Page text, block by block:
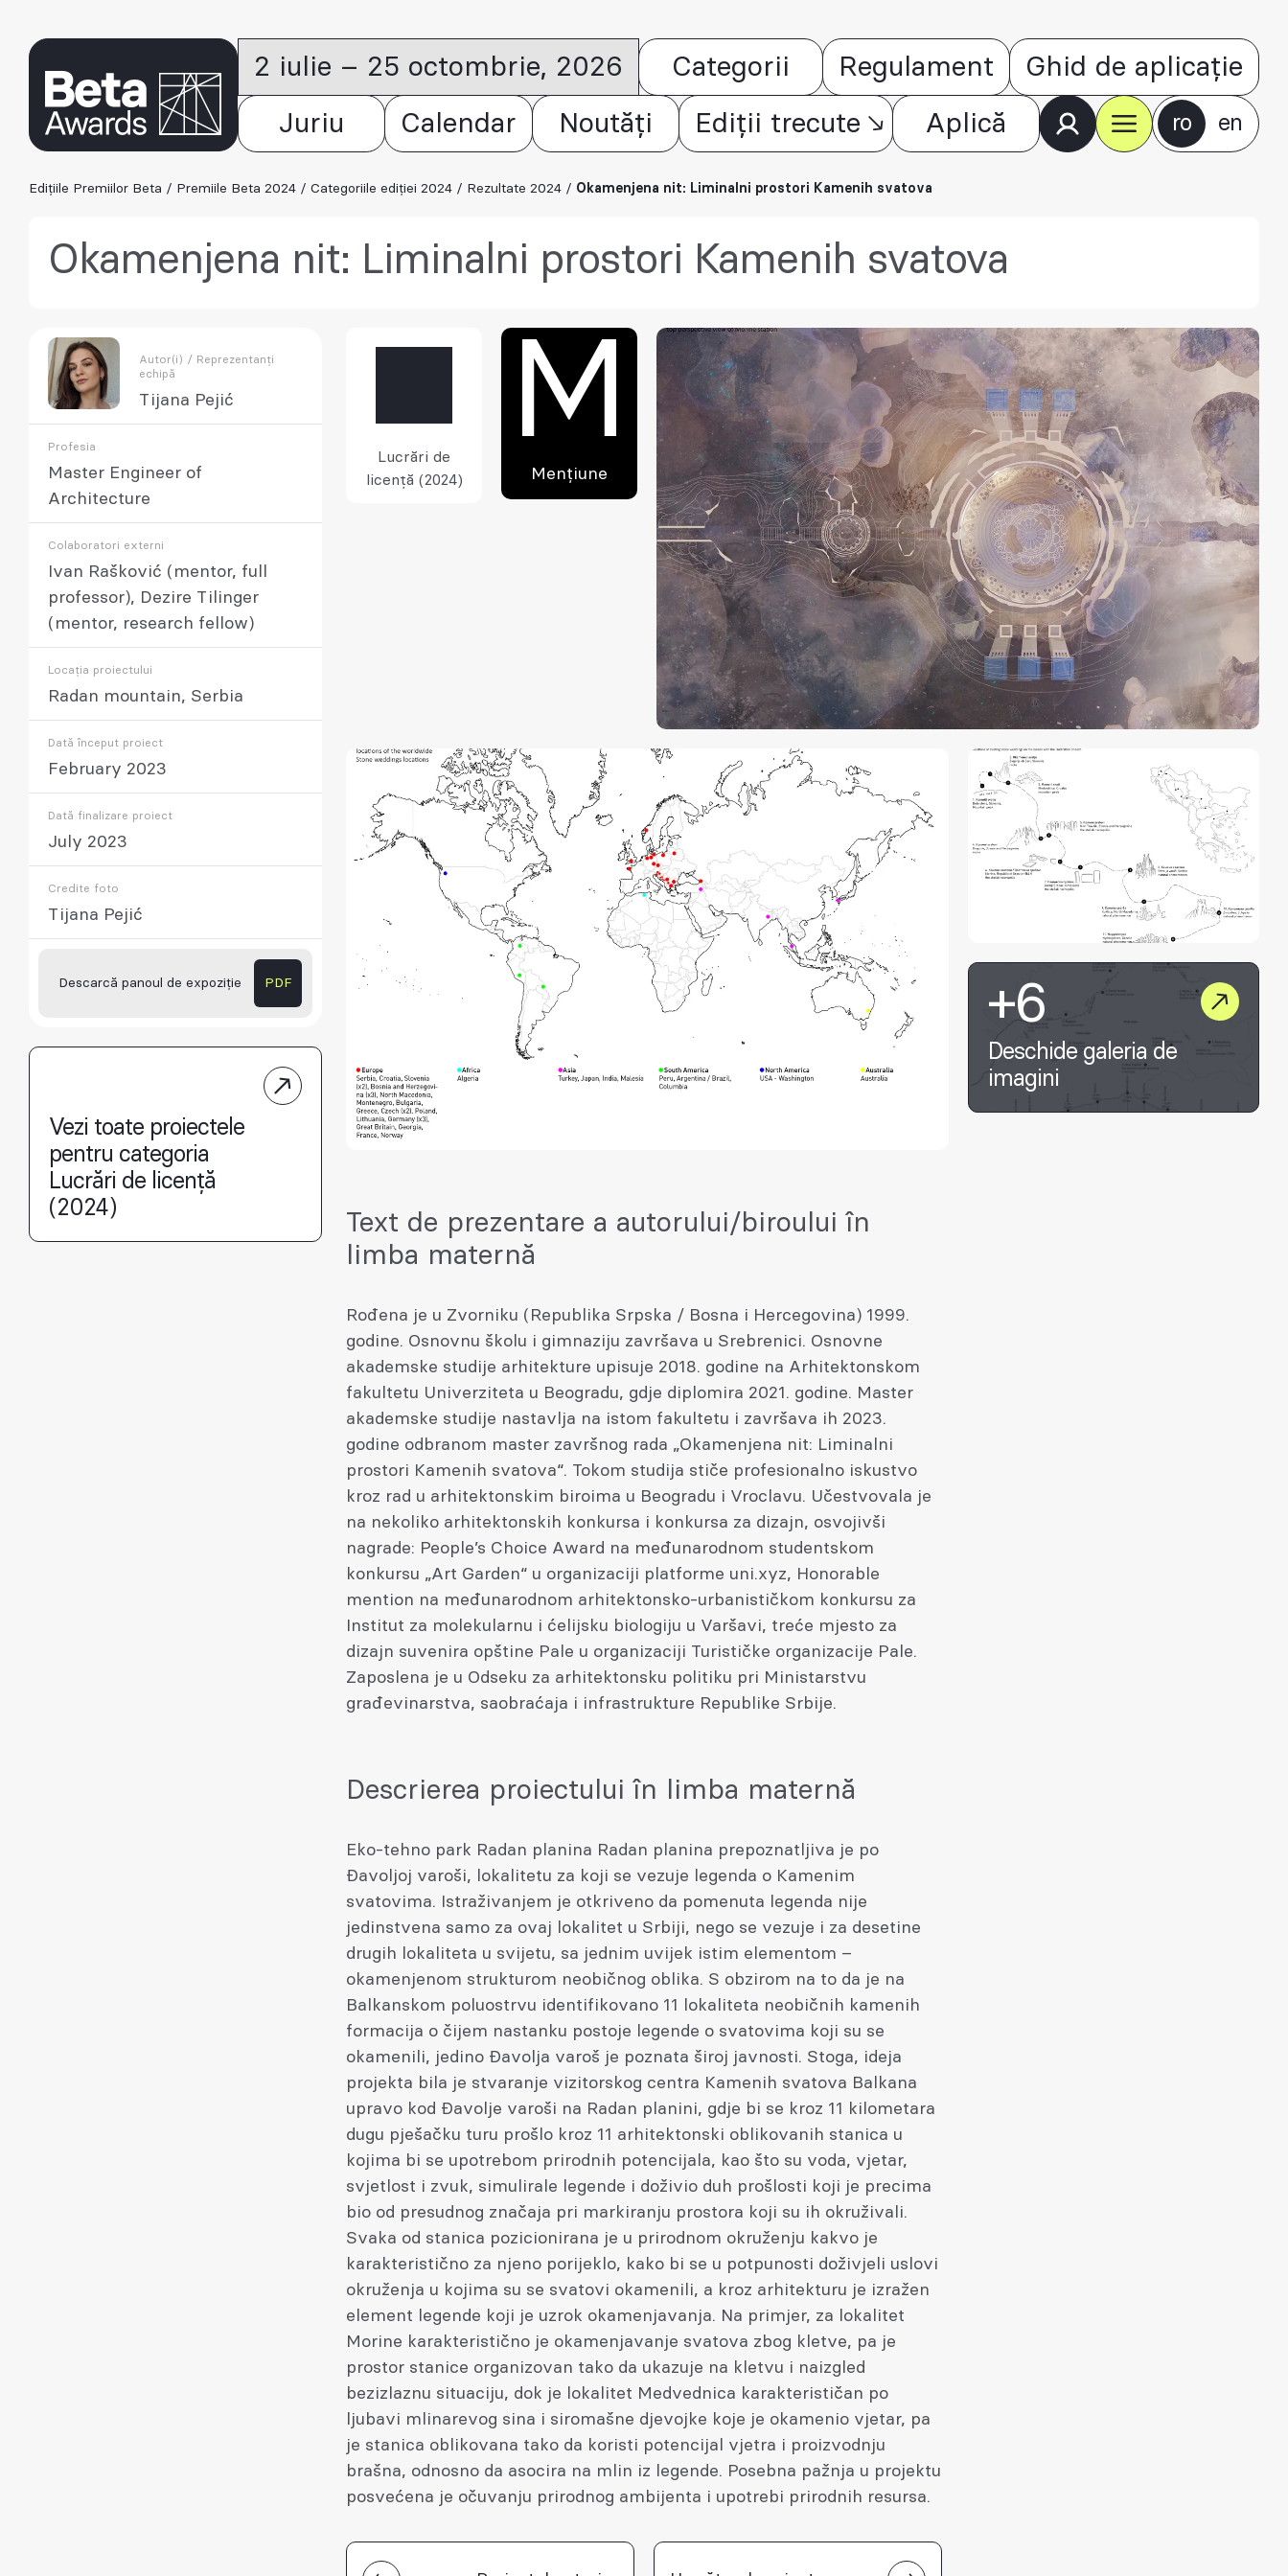
2 iulie – 25 octombrie, 2026 Categorii Regulament Ghid de aplicație
Juriu Calendar Noutăți Ediții trecute Aplică ro en
Edițiile Premiilor Beta / Premiile Beta 2024 / Categoriile ediției 2024 / Rezultate 2024 / Okamenjena nit: Liminalni prostori Kamenih svatova
Okamenjena nit: Liminalni prostori Kamenih svatova
Autor(i) / Reprezentanți
echipă
Tijana Pejić
Profesia
Master Engineer of
Architecture
Colaboratori externi
Ivan Rašković (mentor, full
professor), Dezire Tilinger
(mentor, research fellow)
Locația proiectului
Radan mountain, Serbia
Dată început proiect
February 2023
Dată finalizare proiect
July 2023
Credite foto
Tijana Pejić
Descarcă panoul de expoziție PDF
Vezi toate proiectele
pentru categoria
Lucrări de licență
(2024)
Lucrări de
licență (2024)
M
Mențiune
+6
Deschide galeria de
imagini
Text de prezentare a autorului/biroului în
limba maternă
Rođena je u Zvorniku (Republika Srpska / Bosna i Hercegovina) 1999.
godine. Osnovnu školu i gimnaziju završava u Srebrenici. Osnovne
akademske studije arhitekture upisuje 2018. godine na Arhitektonskom
fakultetu Univerziteta u Beogradu, gdje diplomira 2021. godine. Master
akademske studije nastavlja na istom fakultetu i završava ih 2023.
godine odbranom master završnog rada „Okamenjena nit: Liminalni
prostori Kamenih svatova“. Tokom studija stiče profesionalno iskustvo
kroz rad u arhitektonskim biroima u Beogradu i Vroclavu. Učestvovala je
na nekoliko arhitektonskih konkursa i konkursa za dizajn, osvojivši
nagrade: People’s Choice Award na međunarodnom studentskom
konkursu „Art Garden“ u organizaciji platforme uni.xyz, Honorable
mention na međunarodnom arhitektonsko-urbanističkom konkursu za
Institut za molekularnu i ćelijsku biologiju u Varšavi, treće mjesto za
dizajn suvenira opštine Pale u organizaciji Turističke organizacije Pale.
Zaposlena je u Odseku za arhitektonsku politiku pri Ministarstvu
građevinarstva, saobraćaja i infrastrukture Republike Srbije.
Descrierea proiectului în limba maternă
Eko-tehno park Radan planina Radan planina prepoznatljiva je po
Đavoljoj varoši, lokalitetu za koji se vezuje legenda o Kamenim
svatovima. Istraživanjem je otkriveno da pomenuta legenda nije
jedinstvena samo za ovaj lokalitet u Srbiji, nego se vezuje i za desetine
drugih lokaliteta u svijetu, sa jednim uvijek istim elementom –
okamenjenom strukturom neobičnog oblika. S obzirom na to da je na
Balkanskom poluostrvu identifikovano 11 lokaliteta neobičnih kamenih
formacija o čijem nastanku postoje legende o svatovima koji su se
okamenili, jedino Đavolja varoš je poznata široj javnosti. Stoga, ideja
projekta bila je stvaranje vizitorskog centra Kamenih svatova Balkana
upravo kod Đavolje varoši na Radan planini, gdje bi se kroz 11 kilometara
dugu pješačku turu prošlo kroz 11 arhitektonski oblikovanih stanica u
kojima bi se upotrebom prirodnih potencijala, kao što su voda, vjetar,
svjetlost i zvuk, simulirale legende i doživio duh prošlosti koji je precima
bio od presudnog značaja pri markiranju prostora koji su ih okruživali.
Svaka od stanica pozicionirana je u prirodnom okruženju kakvo je
karakteristično za njeno porijeklo, kako bi se u potpunosti doživjeli uslovi
okruženja u kojima su se svatovi okamenili, a kroz arhitekturu je izražen
element legende koji je uzrok okamenjavanja. Na primjer, za lokalitet
Morine karakteristično je okamenjavanje svatova zbog kletve, pa je
prostor stanice organizovan tako da ukazuje na kletvu i naizgled
bezizlaznu situaciju, dok je lokalitet Medvednica karakterističan po
ljubavi mlinarevog sina i siromašne djevojke koje je okamenio vjetar, pa
je stanica oblikovana tako da koristi potencijal vjetra i proizvodnju
brašna, odnosno da asocira na mlin iz legende. Posebna pažnja u projektu
posvećena je očuvanju prirodnog ambijenta i upotrebi prirodnih resursa.